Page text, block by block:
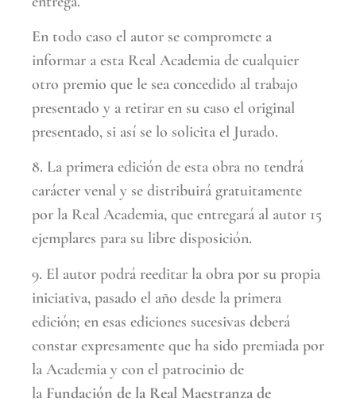
En todo caso el autor se compromete a
informar a esta Real Academia de cualquier
otro premio que le sea concedido al trabajo
presentado y a retirar en su caso el original
presentado, si así se lo solicita el Jurado.
8. La primera edición de esta obra no tendrá
carácter venal y se distribuirá gratuitamente
por la Real Academia, que entregará al autor 15
ejemplares para su libre disposición.
9. El autor podrá reeditar la obra por su propia
iniciativa, pasado el año desde la primera
edición; en esas ediciones sucesivas deberá
constar expresamente que ha sido premiada por
la Academia y con el patrocinio de
la Fundación de la Real Maestranza de